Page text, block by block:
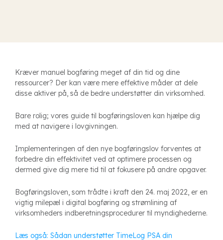
Kræver manuel bogføring meget af din tid og dine
ressourcer? Der kan være mere effektive måder at dele
disse aktiver på, så de bedre understøtter din virksomhed.
Bare rolig; vores guide til bogføringsloven kan hjælpe dig
med at navigere i lovgivningen.
Implementeringen af den nye bogføringslov forventes at
forbedre din effektivitet ved at optimere processen og
dermed give dig mere tid til at fokusere på andre opgaver.
Bogføringsloven, som trådte i kraft den 24. maj 2022, er en
vigtig milepæl i digital bogføring og strømlining af
virksomheders indberetningsprocedurer til myndighederne.
Læs også: Sådan understøtter TimeLog PSA din